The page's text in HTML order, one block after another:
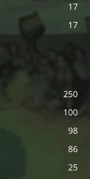
17
17
250
100
98
86
25